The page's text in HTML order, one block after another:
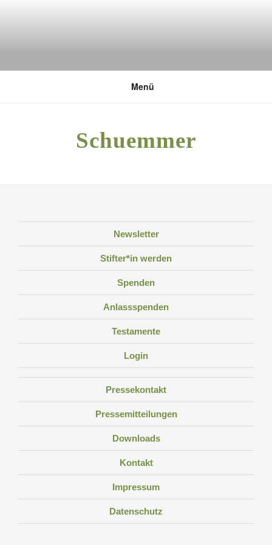
DEUTSCHE UMWELTSTIFTUNG
Menü
Schuemmer
Newsletter
Stifter*in werden
Spenden
Anlassspenden
Testamente
Login
Pressekontakt
Pressemitteilungen
Downloads
Kontakt
Impressum
Datenschutz